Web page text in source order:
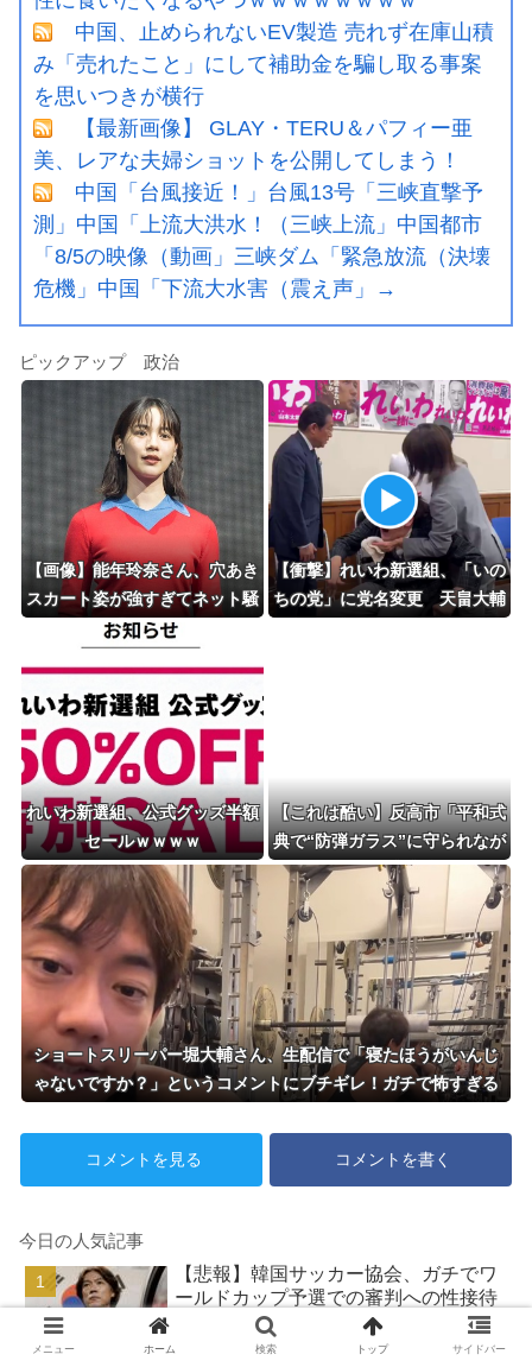
中国、止められないEV製造 売れず在庫山積
み「売れたこと」にして補助金を騙し取る事案
を思いつきが横行
【最新画像】 GLAY・TERU＆パフィー亜
美、レアな夫婦ショットを公開してしまう！
中国「台風接近！」台風13号「三峡直撃予
測」中国「上流大洪水！（三峡上流」中国都市
「8/5の映像（動画」三峡ダム「緊急放流（決壊
危機」中国「下流大水害（震え声」→
ピックアップ 政治
【画像】能年玲奈さん、穴あき
スカート姿が強すぎてネット騒
然ｗｗｗ 【Pickup0709203
【衝撃】れいわ新選組、「いの
ちの党」に党名変更 天畠大輔
れいわ新選組、公式グッズ半額
セールｗｗｗｗ
【これは酷い】反高市「平和式
典で“防弾ガラス”に守られなが
らスピーチ。『高市出て行け』
の声も。そういう人が日本の総
理」→ツッコミ多数「石破さん
の時からだよ」
ショートスリーパー堀大輔さん、生配信で「寝たほうがいんじ
ゃないですか？」というコメントにブチギレ！ガチで怖すぎる
コメントを見る コメントを書く
今日の人気記事
【悲報】韓国サッカー協会、ガチでワ
ールドカップ予選での審判への性接待
がバレ大炎上大騒ぎにｗｗｗｗｗｗｗ
メニュー ホーム 検索 トップ サイドバー